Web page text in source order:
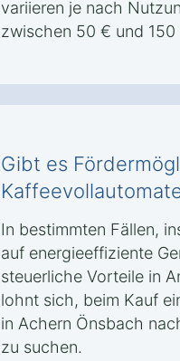
variieren je nach
zwischen 50 € und
Gibt es
In bestimmten Fällen,
auf energieeffiziente
steuerliche Vorteile in
lohnt sich, beim Kauf
in Achern Önsbach
zu suchen.